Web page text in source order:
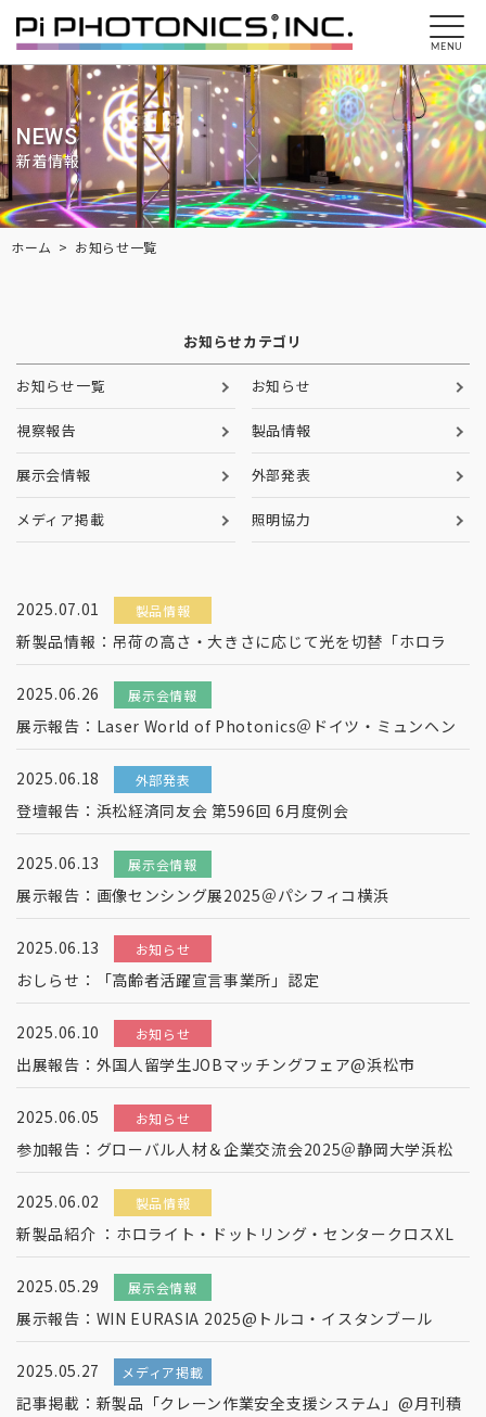
MENU
NEWS
新着情報
Breadcrumbs
ホーム お知らせ一覧
お知らせカテゴリ
お知らせ一覧 お知らせ
視察報告 製品情報
展示会情報 外部発表
メディア掲載 照明協力
2025.07.01 製品情報
新製品情報：吊荷の高さ・大きさに応じて光を切替「ホロラ
2025.06.26 展示会情報
展示報告：Laser World of Photonics＠ドイツ・ミュンヘン
2025.06.18 外部発表
登壇報告：浜松経済同友会 第596回 6月度例会
2025.06.13 展示会情報
展示報告：画像センシング展2025＠パシフィコ横浜
2025.06.13 お知らせ
おしらせ：「高齢者活躍宣言事業所」認定
2025.06.10 お知らせ
出展報告：外国人留学生JOBマッチングフェア@浜松市
2025.06.05 お知らせ
参加報告：グローバル人材＆企業交流会2025＠静岡大学浜松
2025.06.02 製品情報
新製品紹介 ：ホロライト・ドットリング・センタークロスXL
2025.05.29 展示会情報
展示報告：WIN EURASIA 2025@トルコ・イスタンブール
2025.05.27 メディア掲載
記事掲載：新製品「クレーン作業安全支援システム」@月刊積